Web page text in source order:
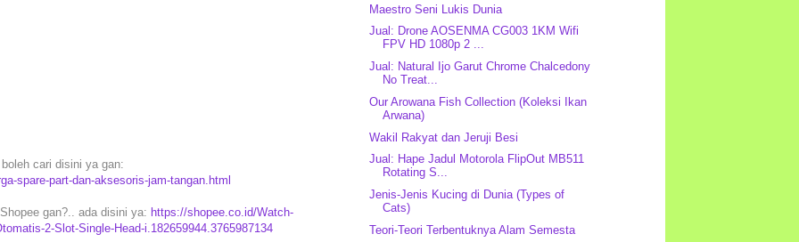
cari disini ya gan:
spare-part-dan-aksesoris-jam-tangan.html
gan?.. ada disini ya: https://shopee.co.id/Watch-
2-Slot-Single-Head-i.182659944.3765987134
Maestro Seni Lukis Dunia
Jual: Drone AOSENMA CG003 1KM Wifi
FPV HD 1080p 2 ...
Jual: Natural Ijo Garut Chrome Chalcedony
No Treat...
Our Arowana Fish Collection (Koleksi Ikan
Arwana)
Wakil Rakyat dan Jeruji Besi
Jual: Hape Jadul Motorola FlipOut MB511
Rotating S...
Jenis-Jenis Kucing di Dunia (Types of
Cats)
Teori-Teori Terbentuknya Alam Semesta